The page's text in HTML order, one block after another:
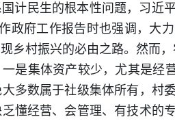
计民生的根本性问题，习近
政府工作报告时也强调，大
乡村振兴的必由之路。然而
一是集体资产较少，尤其是
多数属于社级集体所有，村
懂经营、会管理、有技术的